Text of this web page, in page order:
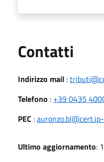
Contatti
Indirizzo mail :
Telefono : +39 0435
PEC :
Ultimo aggiornamento: